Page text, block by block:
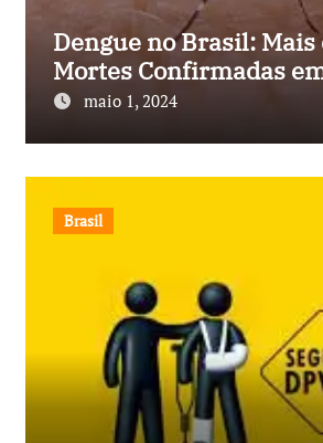
Dengue no Brasil: Mais
Mortes Confirmadas
maio 1, 2024
Brasil